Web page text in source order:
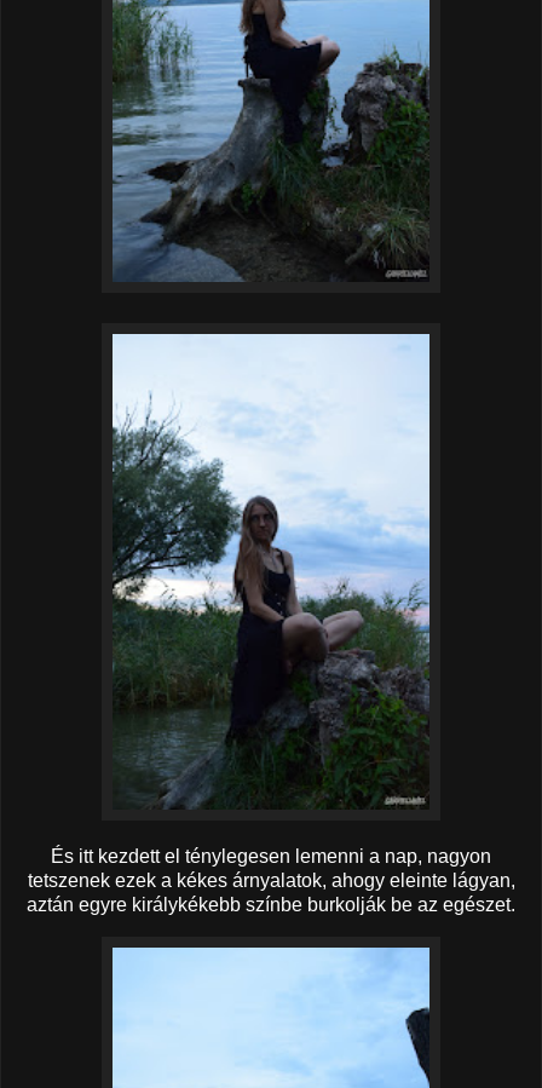
És itt kezdett el ténylegesen lemenni a nap, nagyon
tetszenek ezek a kékes árnyalatok, ahogy eleinte lágyan,
aztán egyre királykékebb színbe burkolják be az egészet.